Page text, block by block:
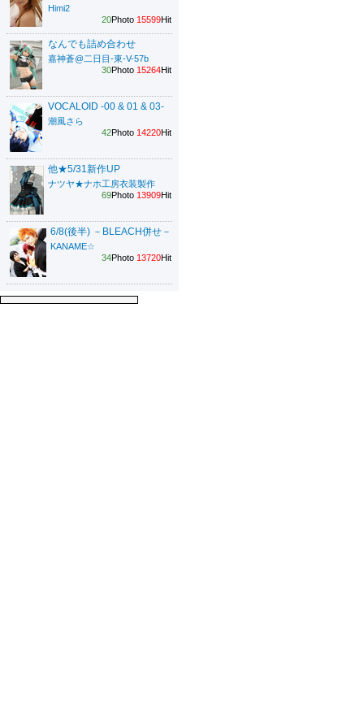
Himi2
20Photo 15599Hit
なんでも詰め合わせ
嘉神蒼@二日目-東-V-57b
30Photo 15264Hit
VOCALOID -00 & 01 & 03-
潮風さら
42Photo 14220Hit
他★5/31新作UP
ナツヤ★ナホ工房衣装製作
69Photo 13909Hit
6/8(後半) －BLEACH併せ－
KANAME☆
34Photo 13720Hit